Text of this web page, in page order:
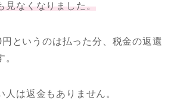
見なくなりました。
というのは払った分、税金の返還
。
人は返金もありません。